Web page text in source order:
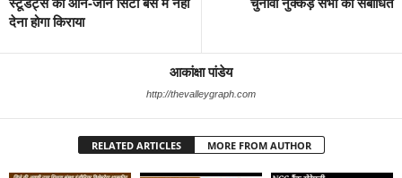
देना होगा किराया
आकांक्षा पांडेय
http://thevalleygraph.com
RELATED ARTICLES MORE FROM AUTHOR